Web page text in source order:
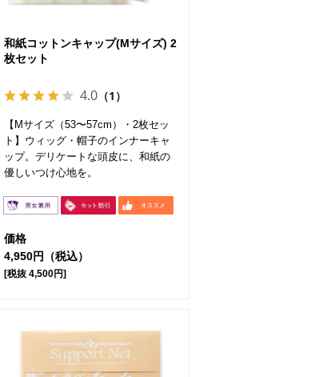
和紙コットンキャップ(Mサイズ) 2
枚セット
4.0 （1）
【Mサイズ（53〜57cm）・2枚セッ
ト】ウィッグ・帽子のインナーキャ
ップ。デリケートな頭皮に、和紙の
優しいつけ心地を。
価格
4,950円（税込）
[税抜 4,500円]